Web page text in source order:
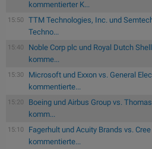
kommentierter K...
15:50
TTM Technologies, Inc. und
Techno...
15:40
Noble Corp plc und Royal Dutch
komme...
15:30
Microsoft und Exxon vs. General
kommentierte...
15:20
Boeing und Airbus Group vs.
komm...
15:10
Fagerhult und Acuity Brands vs.
kommentierte...